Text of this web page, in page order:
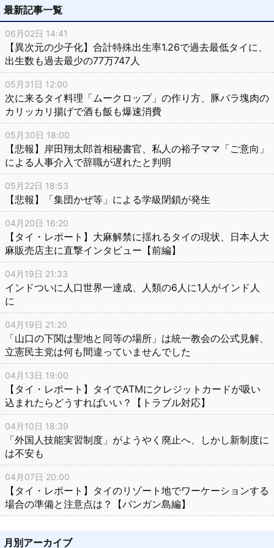
最新記事一覧
06月02日 14:41
【異次元の少子化】合計特殊出生率1.26で過去最低タイに、
出生数も過去最少の77万747人
05月31日 12:00
次に来るタイ料理「ムークロップ」の作り方、豚バラ塊肉の
カリッカリ揚げで酒も飯も爆速消費
05月30日 18:00
【悲報】岸田翔太郎首相秘書官、私人の裕子ママ「ご意向」
による人事介入で辞職が遅れたと判明
05月22日 18:53
【悲報】「集団かぜ等」による学級閉鎖が発生
04月20日 16:20
【タイ・レポート】大麻解禁に揺れるタイの現状、日本人大
麻販売店主に直撃インタビュー【前編】
04月19日 21:33
インドついに人口世界一達成、人類の6人に1人がインド人
に
04月19日 21:20
「山口の下関は聖地と同等の場所」は統一教会の公式見解、
立憲民主党は何も間違っていませんでした
04月13日 19:00
【タイ・レポート】タイでATMにクレジットカードが吸い
込まれたらどうすればいい？【トラブル対応】
04月10日 18:39
「外国人技能実習制度」がようやく廃止へ、しかし新制度に
は不安も
04月07日 20:00
【タイ・レポート】タイのリゾート地でワーケーションする
場合の準備と注意点は？【パンガン島編】
月別アーカイブ